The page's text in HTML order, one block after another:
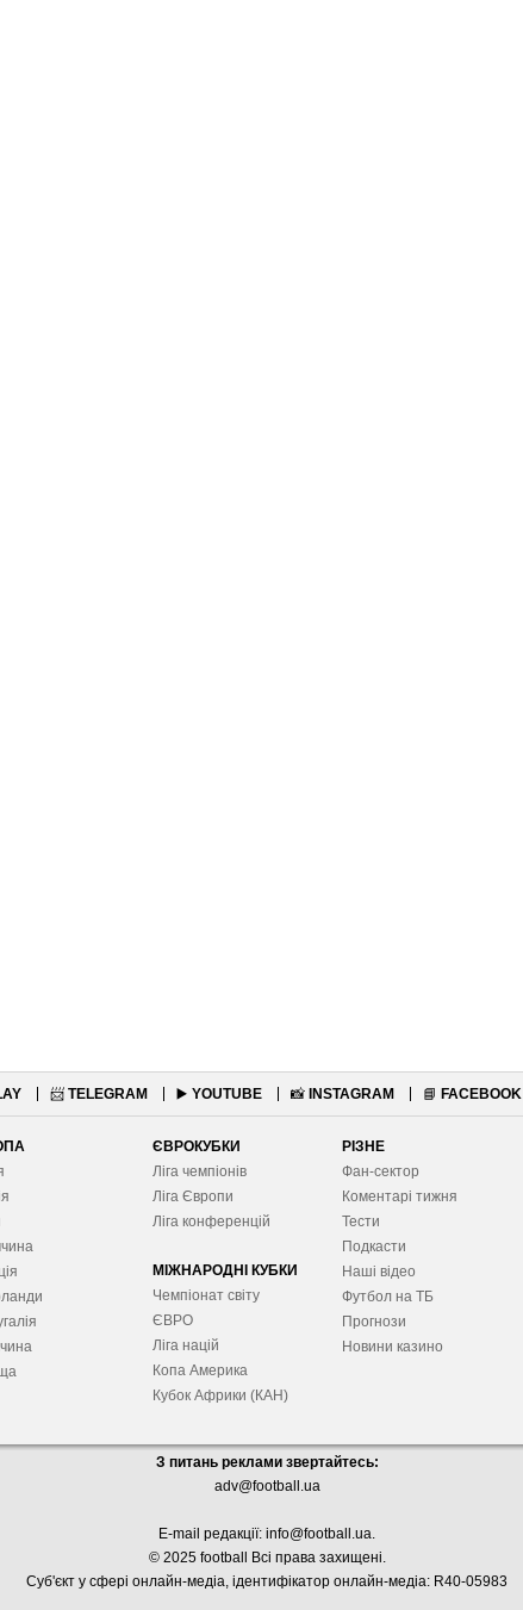
📨 TELEGRAM ▶️ YOUTUBE 📸 INSTAGRAM 📘 FACEBOOK
ЄВРОКУБКИ
Ліга чемпіонів
Ліга Європи
Ліга конференцій
МІЖНАРОДНІ КУБКИ
Чемпіонат світу
ЄВРО
Ліга націй
Копа Америка
Кубок Африки (КАН)
РІЗНЕ
Фан-сектор
Коментарі тижня
Тести
Подкасти
Наші відео
Футбол на ТБ
Прогнози
Новини казино
З питань реклами звертайтесь:
adv@football.ua
E-mail редакції: info@football.ua.
© 2025 football Всі права захищені.
Суб'єкт у сфері онлайн-медіа, ідентифікатор онлайн-медіа: R40-05983